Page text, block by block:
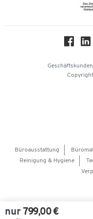
nur 799,00 €
KinderHerz Zukunftsfonds
Barrierefreiheitserklärung
Onlinebewerbung Lieferant
Büroausstattung
Reinigung & Hygiene